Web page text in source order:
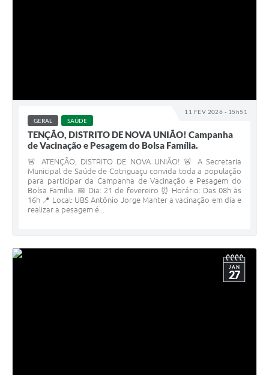
11 FEV 2026 - 15h51
GERAL SAÚDE
TENÇÃO, DISTRITO DE NOVA UNIÃO! Campanha
de Vacinação e Pesagem do Bolsa Família.
🚨 ATENÇÃO, DISTRITO DE NOVA UNIÃO! 🚨 A Secretaria
Municipal de Saúde de Cotriguaçu convida toda a população
para participar da Campanha de Vacinação e Pesagem do
Bolsa Família. 📅 Dia: 21 de fevereiro ⏰ Horário: Das 08h às
16h 📍 Local: UBS Antônio Jorge Manter a vacinação em dia e
realizar a pesagem é...
JAN
27